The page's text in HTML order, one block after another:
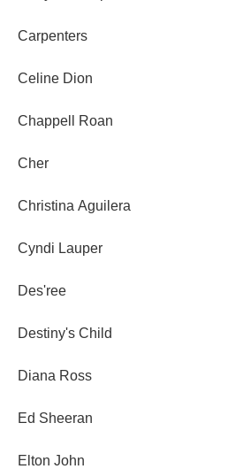
Carpenters
Celine Dion
Chappell Roan
Cher
Christina Aguilera
Cyndi Lauper
Des'ree
Destiny's Child
Diana Ross
Ed Sheeran
Elton John